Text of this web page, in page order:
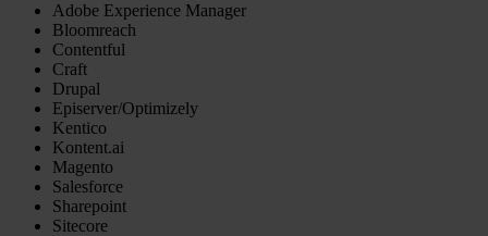
Adobe Experience Manager
Bloomreach
Contentful
Craft
Drupal
Episerver/Optimizely
Kentico
Kontent.ai
Magento
Salesforce
Sharepoint
Sitecore